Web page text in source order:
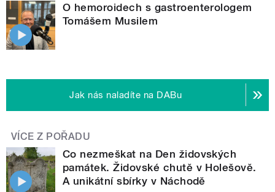
O hemoroidech s gastroenterologem
Tomášem Musilem
Jak nás naladíte na DABu
VÍCE Z POŘADU
Co nezmeškat na Den židovských
památek. Židovské chutě v Holešově.
A unikátní sbírky v Náchodě